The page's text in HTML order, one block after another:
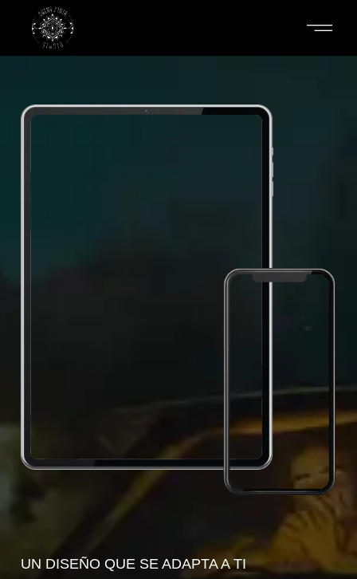
UN DISEÑO QUE SE ADAPTA A TI